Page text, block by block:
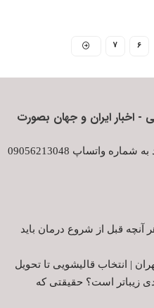
6
7
- اخبار ایران و جهان بصورت
جهت ارتباط با مدیر رسانه می توانید به شماره واتساپ 09056213048
آنچه قبل از شروع درمان باید
| انتخاب قالیشویی تا تحویل
زیباتر است؟ حقیقتی که